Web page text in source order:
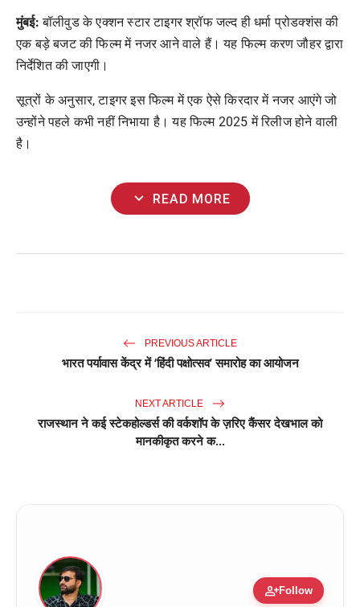
मुंबई: बॉलीवुड के एक्शन स्टार टाइगर श्रॉफ जल्द ही धर्मा प्रोडक्शंस की
एक बड़े बजट की फिल्म में नजर आने वाले हैं। यह फिल्म करण जौहर द्वारा
निर्देशित की जाएगी।
सूत्रों के अनुसार, टाइगर इस फिल्म में एक ऐसे किरदार में नजर आएंगे जो
उन्होंने पहले कभी नहीं निभाया है। यह फिल्म 2025 में रिलीज होने वाली
है।
expand_more READ MORE
PREVIOUS ARTICLE
भारत पर्यावास केंद्र में ‘हिंदी पक्षोत्सव’ समारोह का आयोजन
NEXT ARTICLE
राजस्थान ने कई स्टेकहोल्डर्स की वर्कशॉप के ज़रिए कैंसर देखभाल को
मानकीकृत करने क...
person_addFollow